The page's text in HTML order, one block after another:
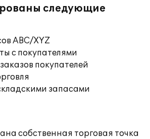
следующие
ABC/XYZ
с покупателями
покупателей
запасами
собственная торговая точка